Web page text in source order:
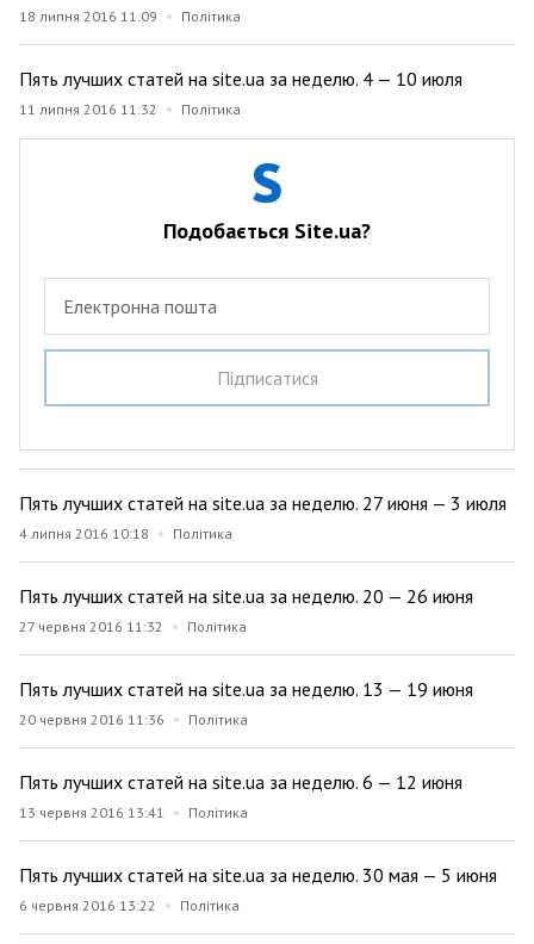
18 липня 2016 11:09 Політика
Пять лучших статей на site.ua за неделю. 4 — 10 июля
11 липня 2016 11:32 Політика
Подобається Site.ua?
Електронна пошта
Пiдписатися
Пять лучших статей на site.ua за неделю. 27 июня — 3 июля
4 липня 2016 10:18 Політика
Пять лучших статей на site.ua за неделю. 20 — 26 июня
27 червня 2016 11:32 Політика
Пять лучших статей на site.ua за неделю. 13 — 19 июня
20 червня 2016 11:36 Політика
Пять лучших статей на site.ua за неделю. 6 — 12 июня
13 червня 2016 13:41 Політика
Пять лучших статей на site.ua за неделю. 30 мая — 5 июня
6 червня 2016 13:22 Політика